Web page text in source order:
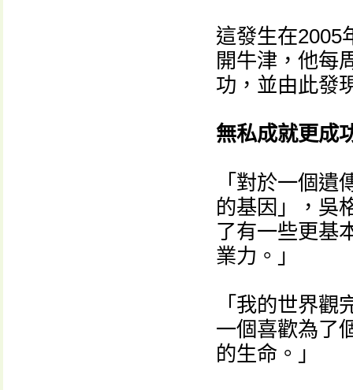
這發生在2005
開牛津，他每
功，並由此發
無私成就更成
「對於一個
的基因」，吳
了有一些更基
業力。」
「我的世界
一個喜歡為了
的生命。」